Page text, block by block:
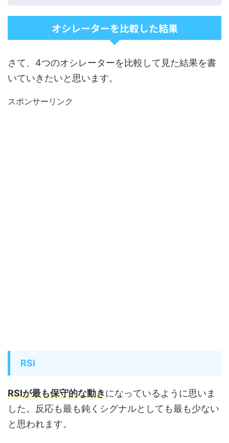
オシレーターを比較した結果
さて、4つのオシレーターを比較して見た結果を書
いていきたいと思います。
スポンサーリンク
RSI
RSIが最も保守的な動きになっているように思いま
した。反応も最も鈍くシグナルとしても最も少ない
と思われます。